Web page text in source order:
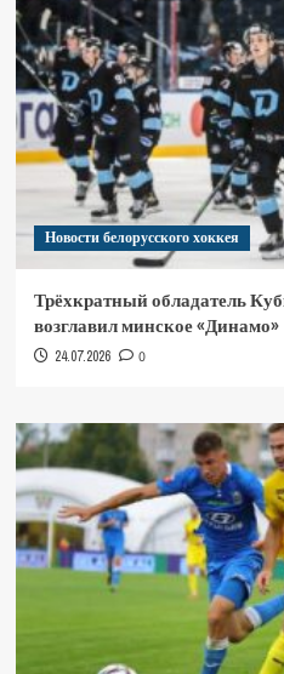
Новости белорусского хоккея
Трёхкратный обладатель
возглавил минское «Динамо»
24.07.2026 0